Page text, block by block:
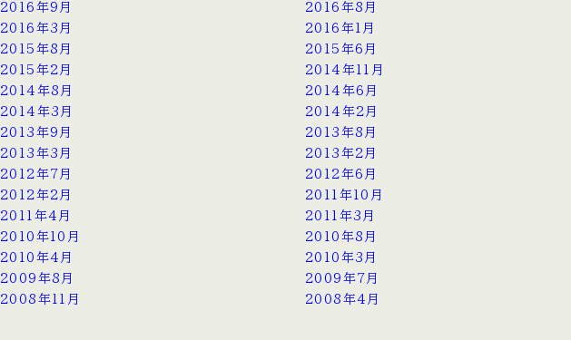
2016年9月
2016年8月
2016年3月
2016年1月
2015年8月
2015年6月
2015年2月
2014年11月
2014年8月
2014年6月
2014年3月
2014年2月
2013年9月
2013年8月
2013年3月
2013年2月
2012年7月
2012年6月
2012年2月
2011年10月
2011年4月
2011年3月
2010年10月
2010年8月
2010年4月
2010年3月
2009年8月
2009年7月
2008年11月
2008年4月